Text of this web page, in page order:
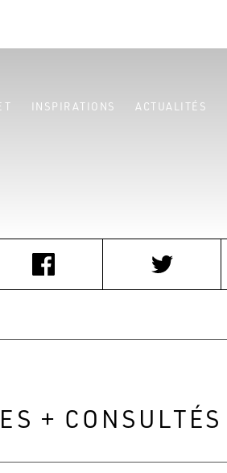
INSPIRATIONS ACTUALITÉS
+ CONSULTÉS